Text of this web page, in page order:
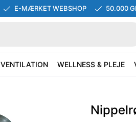
E-MÆRKET WEBSHOP 50.000
VENTILATION WELLNESS & PLEJE